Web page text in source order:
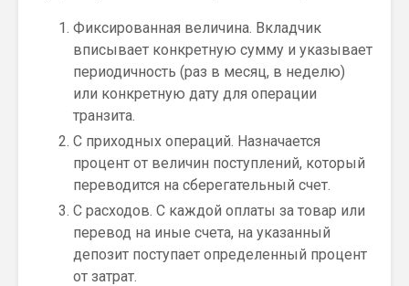
Фиксированная величина. Вкладчик
вписывает конкретную сумму и указывает
периодичность (раз в месяц, в неделю)
или конкретную дату для операции
транзита.
С приходных операций. Назначается
процент от величин поступлений, который
переводится на сберегательный счет.
С расходов. С каждой оплаты за товар или
перевод на иные счета, на указанный
депозит поступает определенный процент
от затрат.